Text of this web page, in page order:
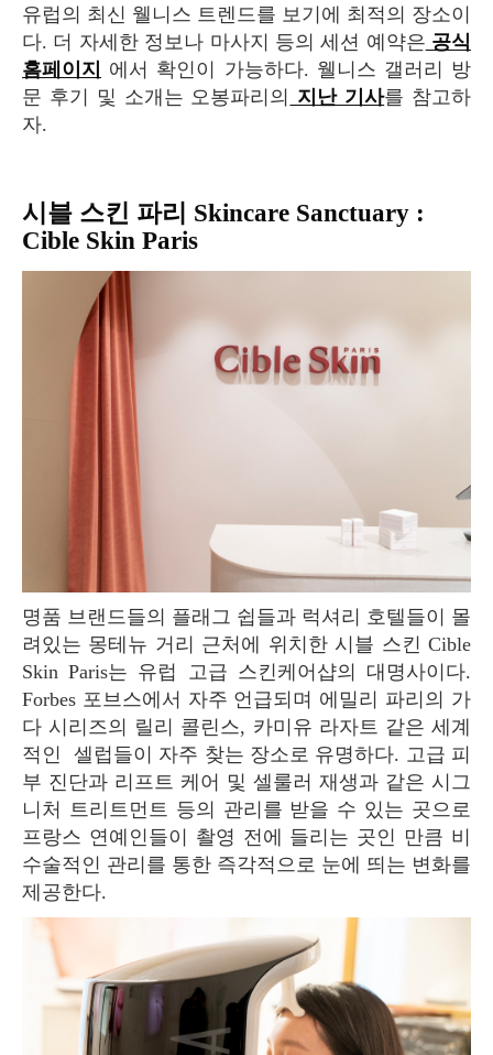
유럽의 최신 웰니스 트렌드를 보기에 최적의 장소이
다. 더 자세한 정보나 마사지 등의 세션 예약은 공식
홈페이지
에서 확인이 가능하다. 웰니스 갤러리 방
문 후기 및 소개는 오봉파리의
지난 기사를 참고하
자.
시블 스킨 파리 Skincare Sanctuary :
Cible Skin Paris
명품 브랜드들의 플래그 쉽들과 럭셔리 호텔들이 몰
려있는 몽테뉴 거리 근처에 위치한 시블 스킨 Cible
Skin Paris는 유럽 고급 스킨케어샵의 대명사이다.
Forbes 포브스에서 자주 언급되며 에밀리 파리의 가
다 시리즈의 릴리 콜린스, 카미유 라자트 같은 세계
적인 셀럽들이 자주 찾는 장소로 유명하다. 고급 피
부 진단과 리프트 케어 및 셀룰러 재생과 같은 시그
니처 트리트먼트 등의 관리를 받을 수 있는 곳으로
프랑스 연예인들이 촬영 전에 들리는 곳인 만큼 비
수술적인 관리를 통한 즉각적으로 눈에 띄는 변화를
제공한다.